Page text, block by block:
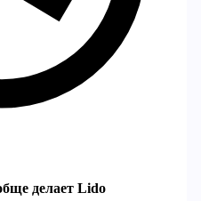
делает Lido